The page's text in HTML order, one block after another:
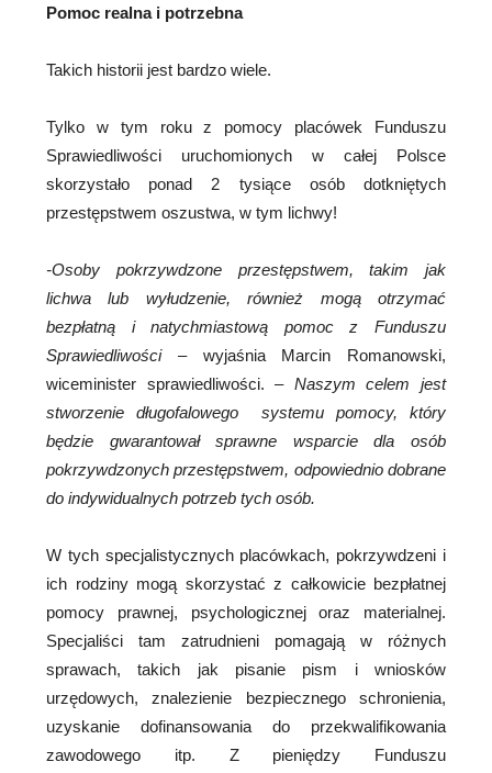
Pomoc realna i potrzebna
Takich historii jest bardzo wiele.
Tylko w tym roku z pomocy placówek Funduszu
Sprawiedliwości uruchomionych w całej Polsce
skorzystało ponad 2 tysiące osób dotkniętych
przestępstwem oszustwa, w tym lichwy!
-Osoby pokrzywdzone przestępstwem, takim jak
lichwa lub wyłudzenie, również mogą otrzymać
bezpłatną i natychmiastową pomoc z Funduszu
Sprawiedliwości – wyjaśnia Marcin Romanowski,
wiceminister sprawiedliwości. – Naszym celem jest
stworzenie długofalowego systemu pomocy, który
będzie gwarantował sprawne wsparcie dla osób
pokrzywdzonych przestępstwem, odpowiednio dobrane
do indywidualnych potrzeb tych osób.
W tych specjalistycznych placówkach, pokrzywdzeni i
ich rodziny mogą skorzystać z całkowicie bezpłatnej
pomocy prawnej, psychologicznej oraz materialnej.
Specjaliści tam zatrudnieni pomagają w różnych
sprawach, takich jak pisanie pism i wniosków
urzędowych, znalezienie bezpiecznego schronienia,
uzyskanie dofinansowania do przekwalifikowania
zawodowego itp. Z pieniędzy Funduszu